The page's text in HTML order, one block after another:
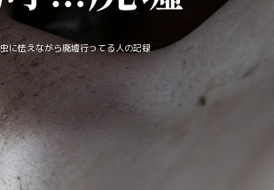
虫に怯えながら廃墟行ってる人の記録